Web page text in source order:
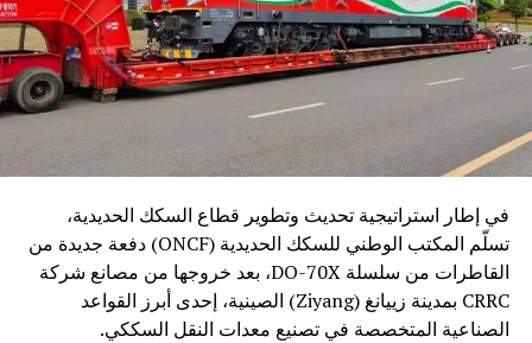
في إطار استراتيجية تحديث وتطوير قطاع السكك الحديدية،
تسلّم المكتب الوطني للسكك الحديدية (ONCF) دفعة جديدة من
القاطرات من سلسلة DO-70X، بعد خروجها من مصانع شركة
CRRC بمدينة زييانغ (Ziyang) الصينية، إحدى أبرز القواعد
الصناعية المتخصصة في تصنيع معدات النقل السككي.